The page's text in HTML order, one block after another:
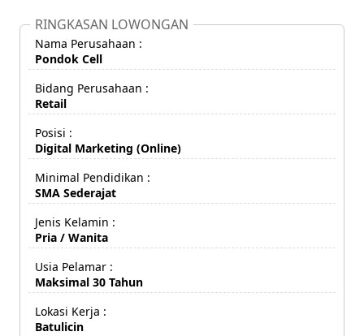
RINGKASAN LOWONGAN
Nama Perusahaan :
Pondok Cell
Bidang Perusahaan :
Retail
Posisi :
Digital Marketing (Online)
Minimal Pendidikan :
SMA Sederajat
Jenis Kelamin :
Pria / Wanita
Usia Pelamar :
Maksimal 30 Tahun
Lokasi Kerja :
Batulicin